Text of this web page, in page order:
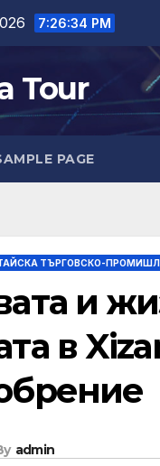
7:26:35 PM
Tour
PAGE
ТЪРГОВСКО-
и
в
admin